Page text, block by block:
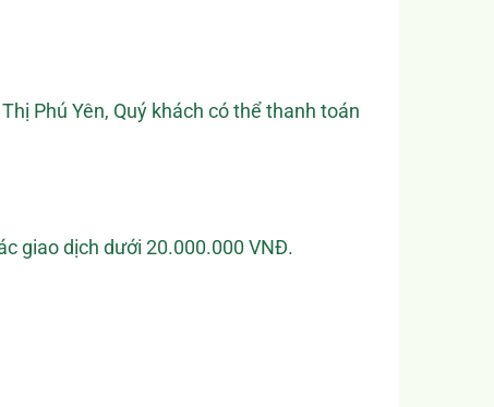
Phú Yên, Quý khách có thể thanh toán
giao dịch dưới 20.000.000 VNĐ.